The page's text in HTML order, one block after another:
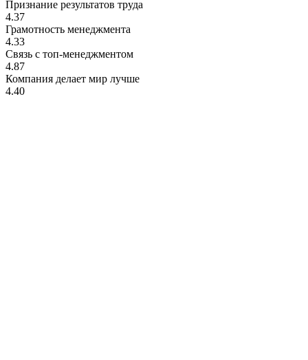
Признание результатов труда
4.37
Грамотность менеджмента
4.33
Связь с топ-менеджментом
4.87
Компания делает мир лучше
4.40